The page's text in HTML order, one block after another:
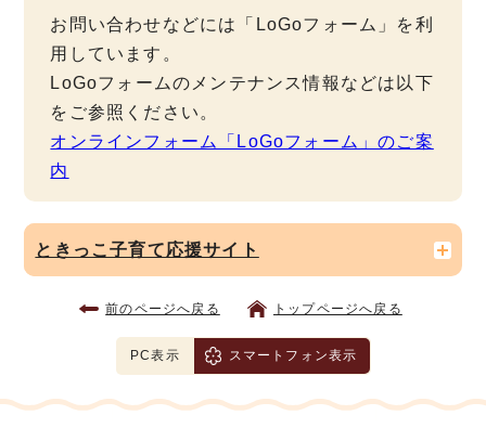
お問い合わせなどには「LoGoフォーム」を利
用しています。
LoGoフォームのメンテナンス情報などは以下
をご参照ください。
オンラインフォーム「LoGoフォーム」のご案
内
ときっこ子育て応援サイト
前のページへ戻る トップページへ戻る
PC表示 スマートフォン表示